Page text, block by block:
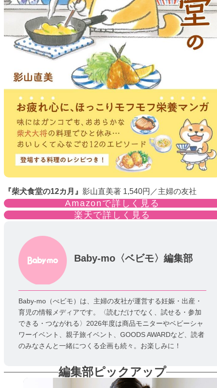
『柴犬食堂の12カ月』 影山直美著 1,540円／主婦の友社
Amazonで詳しく見る
楽天で詳しく見る
Baby-mo〈ベビモ〉編集部
Baby-mo（べビモ）は、主婦の友社が運営する妊娠・出産・
育児の情報メディアです。〈読むだけでなく、試せる・参加
できる・つながれる〉2026年度は商品モニターやベビーシャ
ワーイベント、親子旅イベント、GOODS AWARDなど、読者
のみなさんと一緒につくる企画も続々。お楽しみに！
編集部ピックアップ